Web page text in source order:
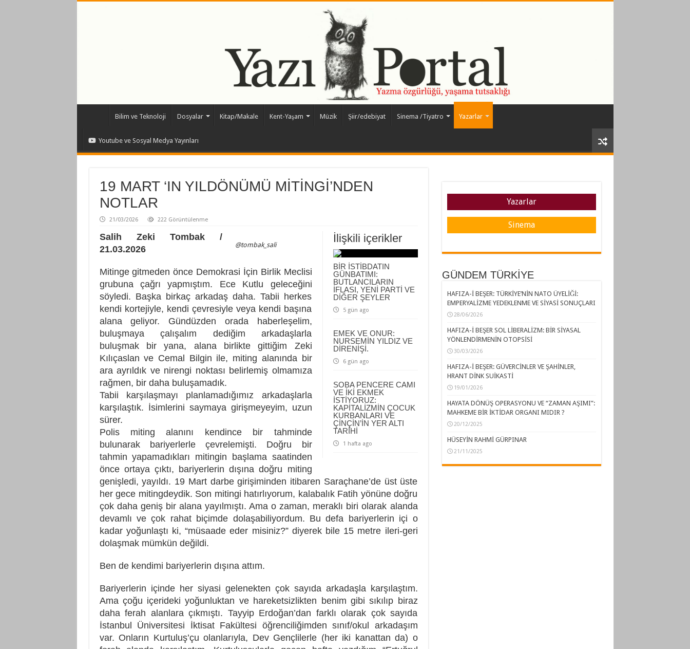
Bilim ve Teknoloji Dosyalar Kitap/Makale Kent-Yaşam Müzik Şiir/edebiyat Sinema /Tiyatro Yazarlar
Youtube ve Sosyal Medya Yayınları
19 MART ‘IN YILDÖNÜMÜ MİTİNGİ’NDEN
NOTLAR
21/03/2026 222 Görüntülenme
İlişkili içerikler
BİR İSTİBDATIN
GÜNBATIMI:
BUTLANCILARIN
İFLASI, YENİ PARTİ VE
DİĞER ŞEYLER
5 gün ago
EMEK VE ONUR:
NURSEMİN YILDIZ VE
DİRENİŞİ.
6 gün ago
SOBA PENCERE CAMI
VE İKİ EKMEK
İSTİYORUZ:
KAPİTALİZMİN ÇOCUK
KURBANLARI VE
ÇİNÇİN’İN YER ALTI
TARİHİ
1 hafta ago
@tombak_sali
Salih Zeki Tombak /
21.03.2026
Mitinge gitmeden önce Demokrasi İçin Birlik Meclisi
grubuna çağrı yapmıştım. Ece Kutlu geleceğini
söyledi. Başka birkaç arkadaş daha. Tabii herkes
kendi kortejiyle, kendi çevresiyle veya kendi başına
alana geliyor. Gündüzden orada haberleşelim,
buluşmaya çalışalım dediğim arkadaşlarla
buluşmak bir yana, alana birlikte gittiğim Zeki
Kılıçaslan ve Cemal Bilgin ile, miting alanında bir
ara ayrıldık ve nirengi noktası belirlemiş olmamıza
rağmen, bir daha buluşamadık.
Tabii karşılaşmayı planlamadığımız arkadaşlarla
karşılaştık. İsimlerini saymaya girişmeyeyim, uzun
sürer.
Polis miting alanını kendince bir tahminde
bulunarak bariyerlerle çevrelemişti. Doğru bir
tahmin yapamadıkları mitingin başlama saatinden
önce ortaya çıktı, bariyerlerin dışına doğru miting
genişledi, yayıldı. 19 Mart darbe girişiminden itibaren Saraçhane’de üst üste
her gece mitingdeydik. Son mitingi hatırlıyorum, kalabalık Fatih yönüne doğru
çok daha geniş bir alana yayılmıştı. Ama o zaman, meraklı biri olarak alanda
devamlı ve çok rahat biçimde dolaşabiliyordum. Bu defa bariyerlerin içi o
kadar yoğunlaştı ki, “müsaade eder misiniz?” diyerek bile 15 metre ileri-geri
dolaşmak mümkün değildi.
Ben de kendimi bariyerlerin dışına attım.
Bariyerlerin içinde her siyasi gelenekten çok sayıda arkadaşla karşılaştım.
Ama çoğu içerideki yoğunluktan ve hareketsizlikten benim gibi sıkılıp biraz
daha ferah alanlara çıkmıştı. Tayyip Erdoğan’dan farklı olarak çok sayıda
İstanbul Üniversitesi İktisat Fakültesi öğrenciliğimden sınıf/okul arkadaşım
var. Onların Kurtuluş’çu olanlarıyla, Dev Gençlilerle (her iki kanattan da) o
Yazarlar
Sinema
GÜNDEM TÜRKİYE
HAFIZA-İ BEŞER: TÜRKİYE’NİN NATO ÜYELİĞİ:
EMPERYALİZME YEDEKLENME VE SİYASİ SONUÇLARI
28/06/2026
HAFIZA-İ BEŞER SOL LİBERALİZM: BİR SİYASAL
YÖNLENDİRMENİN OTOPSİSİ
30/03/2026
HAFIZA-İ BEŞER: GÜVERCİNLER VE ŞAHİNLER,
HRANT DİNK SUİKASTİ
19/01/2026
HAYATA DÖNÜŞ OPERASYONU VE “ZAMAN AŞIMI”:
MAHKEME BİR İKTİDAR ORGANI MIDIR ?
20/12/2025
HÜSEYİN RAHMİ GÜRPINAR
21/11/2025